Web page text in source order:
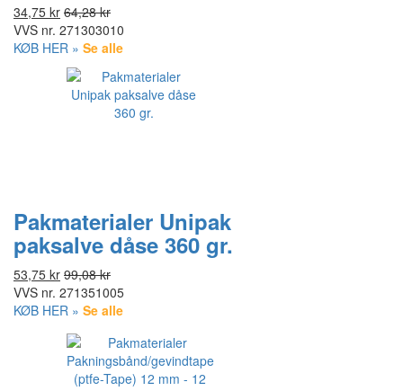
34,75 kr 64,28 kr
VVS nr. 271303010
KØB HER » Se alle
Pakmaterialer Unipak
paksalve dåse 360 gr.
53,75 kr 99,08 kr
VVS nr. 271351005
KØB HER » Se alle